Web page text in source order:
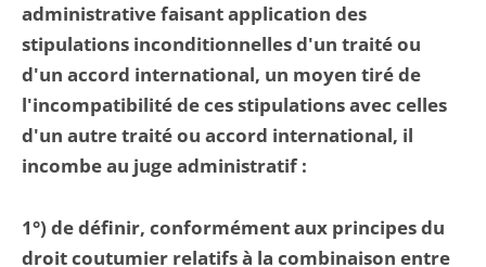
administrative faisant application des
stipulations inconditionnelles d'un traité ou
d'un accord international, un moyen tiré de
l'incompatibilité de ces stipulations avec celles
d'un autre traité ou accord international, il
incombe au juge administratif :
1°) de définir, conformément aux principes du
droit coutumier relatifs à la combinaison entre